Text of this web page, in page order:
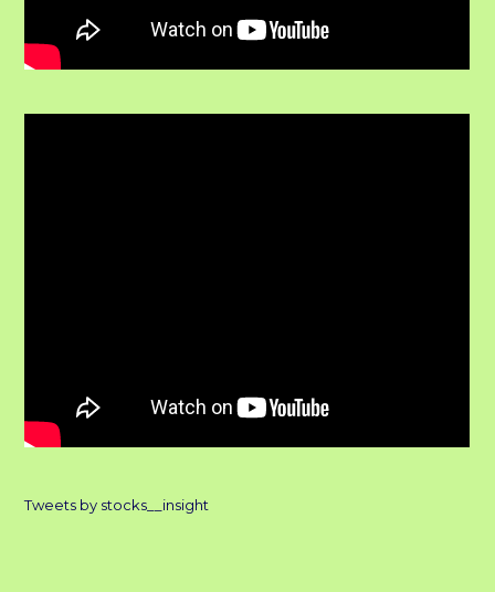
Tweets by stocks__insight